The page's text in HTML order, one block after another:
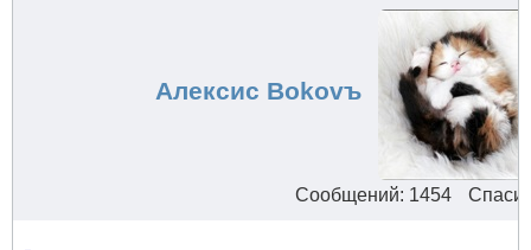
Алексис Bokovъ
Сообщений: 1454